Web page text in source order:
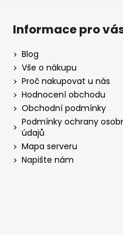
Informace pro
Blog
Vše o nákupu
Proč nakupovat u nás
Hodnocení obchodu
Obchodní podmínky
Podmínky ochrany
údajů
Mapa serveru
Napište nám